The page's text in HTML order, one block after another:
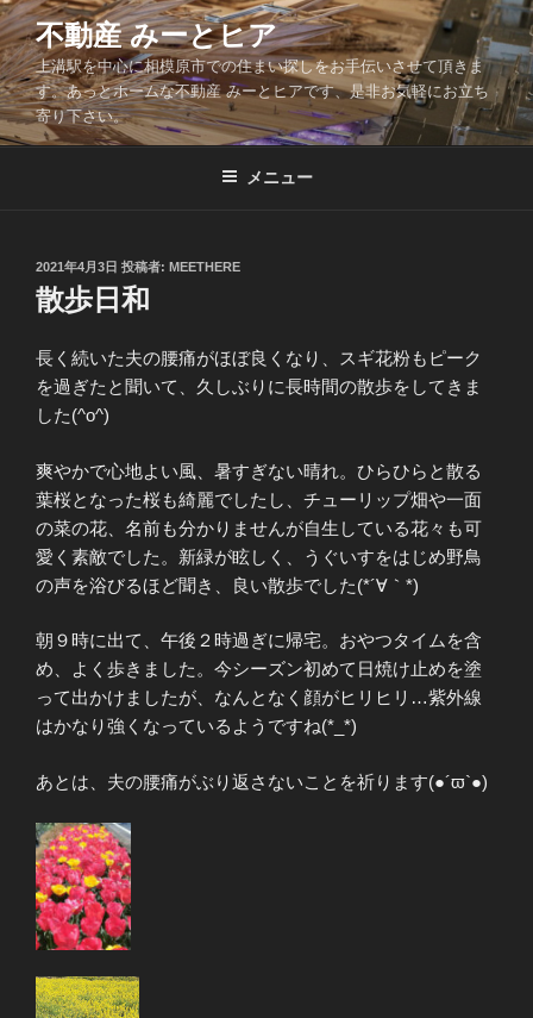
コ
ン
テ
ン
ツ
不動産 みーとヒア
上溝駅を中心に相模原市での住まい探しをお手伝いさせて頂きま
す。あっとホームな不動産 みーとヒアです、是非お気軽にお立ち
寄り下さい。
メニュー
投
稿
日:
2021年4月3日 投稿者: MEETHERE
散歩日和
長く続いた夫の腰痛がほぼ良くなり、スギ花粉もピーク
を過ぎたと聞いて、久しぶりに長時間の散歩をしてきま
した(^o^)
爽やかで心地よい風、暑すぎない晴れ。ひらひらと散る
葉桜となった桜も綺麗でしたし、チューリップ畑や一面
の菜の花、名前も分かりませんが自生している花々も可
愛く素敵でした。新緑が眩しく、うぐいすをはじめ野鳥
の声を浴びるほど聞き、良い散歩でした(*´∀｀*)
朝９時に出て、午後２時過ぎに帰宅。おやつタイムを含
め、よく歩きました。今シーズン初めて日焼け止めを塗
って出かけましたが、なんとなく顔がヒリヒリ…紫外線
はかなり強くなっているようですね(*_*)
あとは、夫の腰痛がぶり返さないことを祈ります(●´ϖ`●)